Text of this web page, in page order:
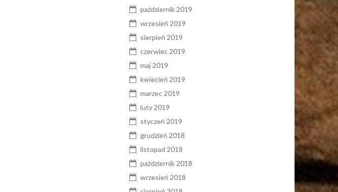
październik 2019
wrzesień 2019
sierpień 2019
czerwiec 2019
maj 2019
kwiecień 2019
marzec 2019
luty 2019
styczeń 2019
grudzień 2018
listopad 2018
październik 2018
wrzesień 2018